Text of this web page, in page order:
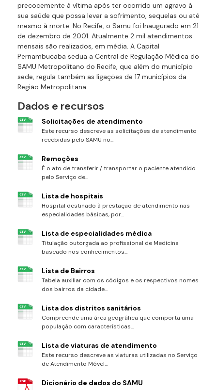
precocemente à vítima após ter ocorrido um agravo à
sua saúde que possa levar a sofrimento, sequelas ou até
mesmo à morte. No Recife, o Samu foi Inaugurado em 21
de dezembro de 2001. Atualmente 2 mil atendimentos
mensais são realizados, em média. A Capital
Pernambucaba sedua a Central de Regulação Médica do
SAMU Metropolitano do Recife, que além do município
sede, regula também as ligações de 17 municípios da
Região Metropolitana.
Dados e recursos
Solicitações de atendimento
Este recurso descreve as solicitações de atendimento
recebidas pelo SAMU no...
Remoções
É o ato de transferir / transportar o paciente atendido
pelo Serviço de...
Lista de hospitais
Hospital destinado à prestação de atendimento nas
especialidades básicas, por...
Lista de especialidades médica
Titulação outorgada ao profissional de Medicina
baseado nos conhecimentos...
Lista de Bairros
Tabela auxiliar com os códigos e os respectivos nomes
dos bairros da cidade...
Lista dos distritos sanitários
Compreende uma área geográfica que comporta uma
população com características...
Lista de viaturas de atendimento
Este recurso descreve as viaturas utilizadas no Serviço
de Atendimento Móvel...
Dicionário de dados do SAMU